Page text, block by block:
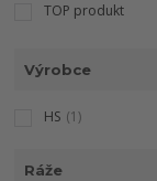
TOP produkt
Výrobce
HS (1)
Ráže